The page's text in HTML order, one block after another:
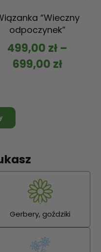
“Wieczny
odpoczynek”
499,00 zł –
699,00 zł
Gerbery, goździki